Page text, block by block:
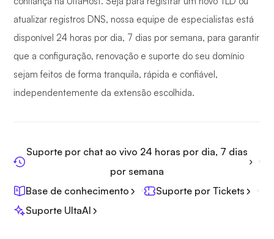
atualizar registros DNS, nossa equipe de especialistas está
disponível 24 horas por dia, 7 dias por semana, para garantir
que a configuração, renovação e suporte do seu domínio
sejam feitos de forma tranquila, rápida e confiável,
independentemente da extensão escolhida.
Suporte por chat ao vivo 24 horas por dia, 7 dias
por semana
Base de conhecimento
Suporte por Tickets
Suporte UltaAI